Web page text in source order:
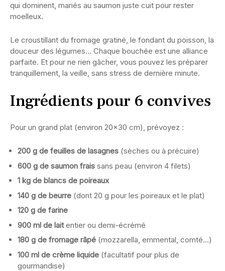
qui dominent, mariés au saumon juste cuit pour rester
moelleux.
Le croustillant du fromage gratiné, le fondant du poisson, la
douceur des légumes… Chaque bouchée est une alliance
parfaite. Et pour ne rien gâcher, vous pouvez les préparer
tranquillement, la veille, sans stress de dernière minute.
Ingrédients pour 6 convives
Pour un grand plat (environ 20×30 cm), prévoyez :
200 g de feuilles de lasagnes (sèches ou à précuire)
600 g de saumon frais sans peau (environ 4 filets)
1 kg de blancs de poireaux
140 g de beurre (dont 20 g pour les poireaux et le plat)
120 g de farine
900 ml de laitentier ou demi-écrémé
180 g de fromage râpé (mozzarella, emmental, comté…)
100 ml de crème liquide (facultatif pour plus de
gourmandise)